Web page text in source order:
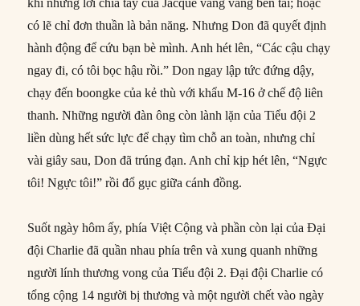
khi những lời chia tay của Jacque văng vẳng bên tai; hoặc
có lẽ chỉ đơn thuần là bản năng. Nhưng Don đã quyết định
hành động để cứu bạn bè mình. Anh hét lên, “Các cậu chạy
ngay đi, có tôi bọc hậu rồi.” Don ngay lập tức đứng dậy,
chạy đến boongke của kẻ thù với khẩu M-16 ở chế độ liên
thanh. Những người đàn ông còn lành lặn của Tiểu đội 2
liền dùng hết sức lực để chạy tìm chỗ an toàn, nhưng chỉ
vài giây sau, Don đã trúng đạn. Anh chỉ kịp hét lên, “Ngực
tôi! Ngực tôi!” rồi đổ gục giữa cánh đồng.
Suốt ngày hôm ấy, phía Việt Cộng và phần còn lại của Đại
đội Charlie đã quần nhau phía trên và xung quanh những
người lính thương vong của Tiểu đội 2. Đại đội Charlie có
tổng cộng 14 người bị thương và một người chết vào ngày